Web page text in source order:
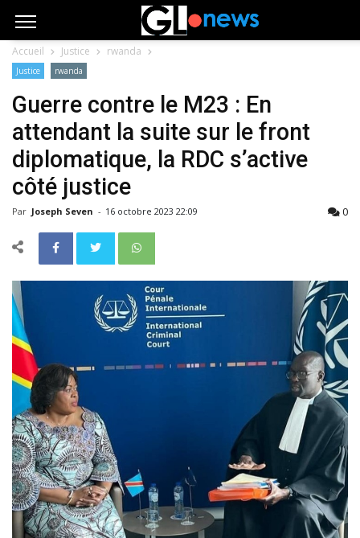
Accueil Justice rwanda
Justice rwanda
Guerre contre le M23 : En
attendant la suite sur le front
diplomatique, la RDC s’active
côté justice
Par Joseph Seven - 16 octobre 2023 22:09 0